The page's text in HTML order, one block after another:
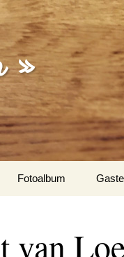
»
Fotoalbum
van